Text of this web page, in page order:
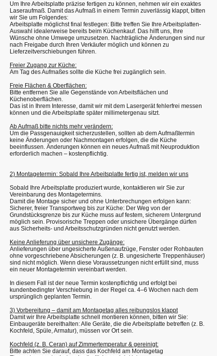
Um Ihre Arbeitsplatte präzise fertigen zu können, nehmen wir ein exaktes
Laseraufmaß. Damit das Aufmaß in einem Termin zuverlässig klappt, bitten
wir Sie um Folgendes:
Arbeitsplatte möglichst final festlegen: Bitte treffen Sie Ihre Arbeitsplatten-
Auswahl idealerweise bereits beim Küchenkauf. Das hilft uns, Ihre
Wünsche ohne Umwege umzusetzen. Nachträgliche Änderungen sind nur
nach Freigabe durch Ihren Verkäufer möglich und können zu
Lieferzeitverschiebungen führen.
Freier Zugang zur Küche:
Am Tag des Aufmaßes sollte die Küche frei zugänglich sein.
Freie Flächen & Oberflächen:
Bitte entfernen Sie alle Gegenstände von Arbeitsflächen und
Küchenoberflächen.
Das ist in Ihrem Interesse, damit wir mit dem Lasergerät fehlerfrei messen
können und die Arbeitsplatte später millimetergenau sitzt.
Ab Aufmaß bitte nichts mehr verändern:
Um die Passgenauigkeit sicherzustellen, sollten ab dem Aufmaßtermin
keine Änderungen oder Nachmontagen erfolgen, die die Küche
beeinflussen. Änderungen können ein neues Aufmaß mit Neuproduktion
erforderlich machen – kostenpflichtig.
2) Montagetermin: Sobald Ihre Arbeitsplatte fertig ist, melden wir uns
Sobald Ihre Arbeitsplatte produziert wurde, kontaktieren wir Sie zur
Vereinbarung des Montagetermins.
Damit die Montage sicher und ohne Unterbrechungen erfolgen kann:
Sicherer, freier Transportweg bis zur Küche: Der Weg von der
Grundstücksgrenze bis zur Küche muss auf festem, sicherem Untergrund
möglich sein. Provisorische Treppen oder unsichere Übergänge dürfen
aus Sicherheits- und Arbeitsschutzgründen nicht genutzt werden.
Keine Anlieferung über unsichere Zugänge:
Anlieferungen über ungesicherte Außenaufzüge, Fenster oder Rohbauten
ohne vorgeschriebene Absicherungen (z. B. ungesicherte Treppenhäuser)
sind nicht möglich. Wenn diese Voraussetzungen nicht erfüllt sind, muss
ein neuer Montagetermin vereinbart werden.
In diesem Fall ist der neue Termin kostenpflichtig und erfolgt bei
kundenbedingter Verschiebung in der Regel ca. 4–6 Wochen nach dem
ursprünglich geplanten Termin.
3) Vorbereitung – damit am Montagetag alles reibungslos klappt
Damit wir Ihre Arbeitsplatte schnell montieren können, bitten wir Sie:
Einbaugeräte bereithalten: Alle Geräte, die die Arbeitsplatte betreffen (z. B.
Kochfeld, Spüle, Armatur), müssen vor Ort sein.
Kochfeld (z. B. Ceran) auf Zimmertemperatur & gereinigt:
Bitte achten Sie darauf, dass das Kochfeld am Montagetag